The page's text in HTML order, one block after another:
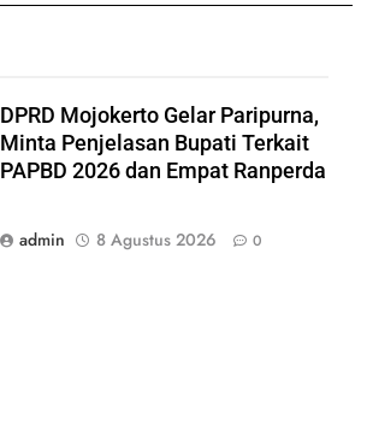
DPRD Mojokerto Gelar Paripurna,
Minta Penjelasan Bupati Terkait
PAPBD 2026 dan Empat Ranperda
admin 8 Agustus 2026 0